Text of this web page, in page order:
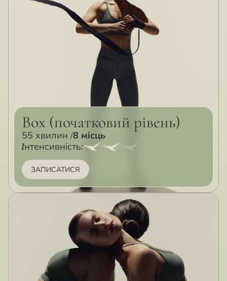
Box (початковий рівень)
55 хвилин 8 місць
Інтенсивність:
ЗАПИСАТИСЯ